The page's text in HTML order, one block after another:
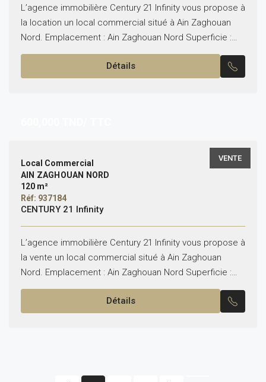
L’agence immobilière Century 21 Infinity vous propose à
la location un local commercial situé à Ain Zaghouan
Nord. Emplacement : Ain Zaghouan Nord Superficie :
120 m² répartis sur deux étages. Le...
Détails
VENTE
Local Commercial
AIN ZAGHOUAN NORD
120 m²
Réf: 937184
CENTURY 21 Infinity
L’agence immobilière Century 21 Infinity vous propose à
la vente un local commercial situé à Ain Zaghouan
Nord. Emplacement : Ain Zaghouan Nord Superficie :
120 m² répartis sur deux étages. Le...
Détails